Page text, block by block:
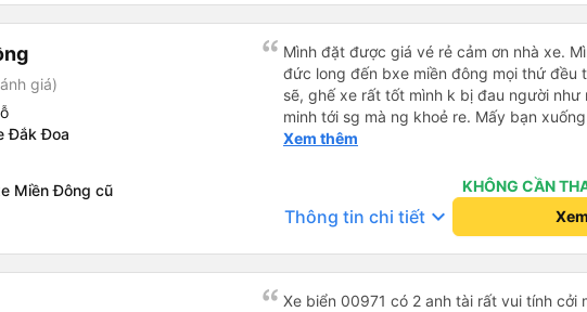
giá)
Đắk Đoa
Miền Đông cũ
Mình đặt được giá vé rẻ cảm ơn nhà xe.
đức long đến bxe miền đông mọi thứ đều
sẽ, ghế xe rất tốt mình k bị đau người như
minh tới sg mà ng khoẻ re. Mấy bạn
xíu là ổn.
Xem thêm
KHÔNG CẦN
Thông tin chi tiết keyboard_arrow_down
Xe biển 00971 có 2 anh tài rất vui tính cởi